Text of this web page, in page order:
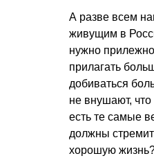
А разве всем
живущим в
нужно
прилагать
добиваться
не внушают,
есть те самые
должны
хорошую